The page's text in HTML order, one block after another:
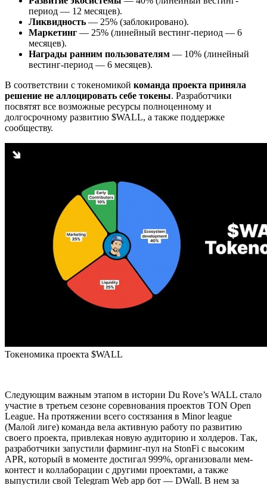
период — 12 месяцев).
Ликвидность — 25% (заблокировано).
Маркетинг — 25% (линейный вестинг-период — 6
месяцев).
Награды ранним пользователям — 10% (линейный
вестинг-период — 6 месяцев).
В соответствии с токеномикой команда проекта приняла
решение не аллоцировать себе токены. Разработчики
посвятят все возможные ресурсы полноценному и
долгосрочному развитию $WALL, а также поддержке
сообществу.
Токеномика проекта $WALL
Следующим важным этапом в истории Du Rove’s WALL стало
участие в третьем сезоне соревнования проектов TON Open
League. На протяжении всего состязания в Minor league
(Малой лиге) команда вела активную работу по развитию
своего проекта, привлекая новую аудиторию и холдеров. Так,
разработчики запустили фарминг-пул на StonFi c высоким
APR, который в моменте достигал 999%, организовали мем-
контест и коллаборации с другими проектами, а также
выпустили свой Telegram Web app бот — DWall. В нем за